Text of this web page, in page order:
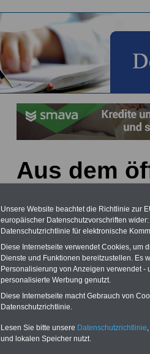
Aus dem
Vorteile für den
öffentlichen Dienst
Vergleichen und sparen:
Berufsunfähigkeitsabsicherung
-Krankenzusatzversicherung-
Online-Vergleich Gesetzliche
Zahnzusatzversicherung
Unsere Website beachtet die Richtlinie zur
europäischer Datenschutzvorschriften
Datenschutzrichtlinie für elektronische
Diese Internetseite verwendet Cookies, um
Dienste und Funktionen bereitzustellen. Es
Personalisierung von Anzeigen verwendet
personalisierte Werbung genutzt.
Diese Internetseite macht Gebrauch von
Datenschutzrichtlinie.
Lesen Sie bitte unsere Datenschutzrichtlinie
und lokalen Speicher nutzt.